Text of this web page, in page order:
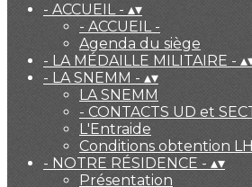
- ACCUEIL - ▴▾
- ACCUEIL -
Agenda du siège
- LA MÉDAILLE MILITAIRE - ▴
- LA SNEMM - ▴▾
LA SNEMM
- CONTACTS UD et
L'Entraide
Conditions obtention
- NOTRE RÉSIDENCE - ▴▾
Présentation